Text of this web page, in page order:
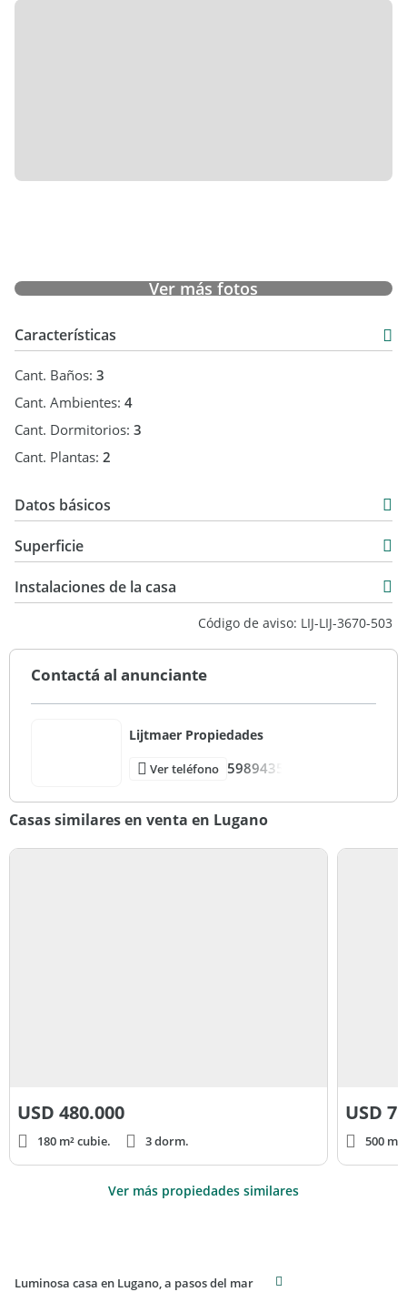
(LIJ-LIJ-3670)
Ver más fotos
Características
Cant. Baños: 3
Cant. Ambientes: 4
Cant. Dormitorios: 3
Cant. Plantas: 2
Datos básicos
Venta
USD 600.000
Superficie
1.022 m2
Instalaciones de la casa
Código de aviso: LIJ-LIJ-3670-503
Contactá al anunciante
Lijtmaer Propiedades
Ver teléfono 5989435
Casas similares en venta en Lugano
USD 480.000
180 m² cubie. 3 dorm.
USD
500
Ver más propiedades similares
Luminosa casa en Lugano, a pasos del mar